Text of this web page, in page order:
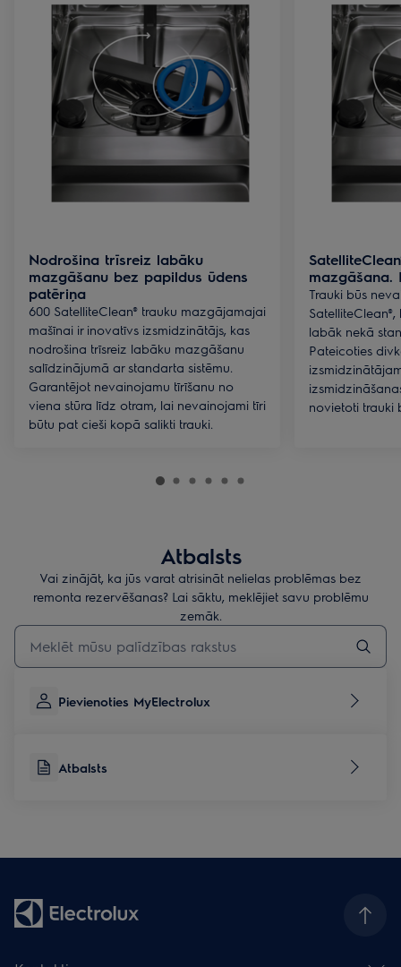
Nodrošina trīsreiz labāku
mazgāšanu bez papildus ūdens
patēriņa
600 SatelliteClean® trauku mazgājamajai
mašīnai ir inovatīvs izsmidzinātājs, kas
nodrošina trīsreiz labāku mazgāšanu
salīdzinājumā ar standarta sistēmu.
Garantējot nevainojamu tīrīšanu no
viena stūra līdz otram, lai nevainojami tīri
būtu pat cieši kopā salikti trauki.
mazgāšana.
Trauki būs
labāk nekā
Pateicoties
novietoti trauki
Atbalsts
Vai zinājāt, ka jūs varat atrisināt nelielas problēmas bez
remonta rezervēšanas? Lai sāktu, meklējiet savu problēmu
zemāk.
Rakstiet, lai meklētu rakstus par atbalstu
Pievienoties MyElectrolux
Atbalsts